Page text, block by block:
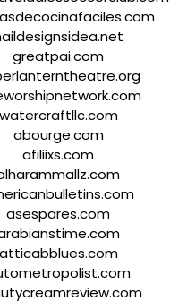
greatpai.com
watercraftllc.com
abourge.com
afiliixs.com
asespares.com
atticabblues.com